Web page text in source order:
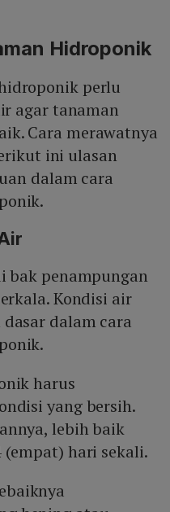
Hidroponik
perlu
agar tanaman
Cara merawatnya
ini ulasan
dalam cara
bak penampungan
Kondisi air
dalam cara
harus
yang bersih.
lebih baik
hari sekali.